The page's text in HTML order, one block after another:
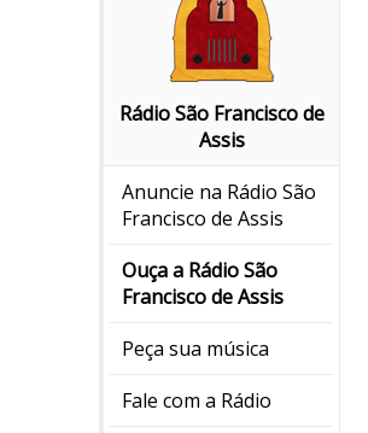
Rádio São Francisco de
Assis
Anuncie na Rádio São
Francisco de Assis
Ouça a Rádio São
Francisco de Assis
Peça sua música
Fale com a Rádio